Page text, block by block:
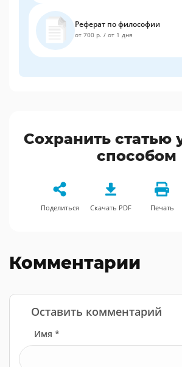
Реферат по философии
от 700 р. / от 1 дня
Сохранить статью
способом
Поделиться Скачать PDF Печать
Комментарии
Оставить комментарий
Имя *